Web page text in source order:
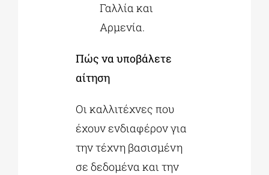
Γαλλία και
Αρμενία.
Πώς να υποβάλετε
αίτηση
Οι καλλιτέχνες που
έχουν ενδιαφέρον για
την τέχνη βασισμένη
σε δεδομένα και την